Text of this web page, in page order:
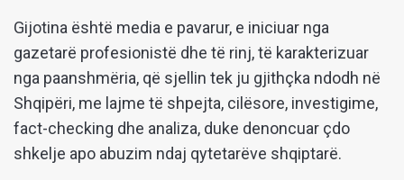
Gijotina është media e pavarur, e iniciuar nga
gazetarë profesionistë dhe të rinj, të karakterizuar
nga paanshmëria, që sjellin tek ju gjithçka ndodh në
Shqipëri, me lajme të shpejta, cilësore, investigime,
fact-checking dhe analiza, duke denoncuar çdo
shkelje apo abuzim ndaj qytetarëve shqiptarë.